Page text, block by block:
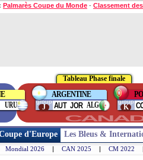
Palmarès Coupe du Monde - Classement
Tableau Phase finale
URU
group
J
ARGENTINE
ALG
AUT JOR group
K
d'Europe Les Bleus &
Mondial 2026 | CAN 2025 | CM 2022